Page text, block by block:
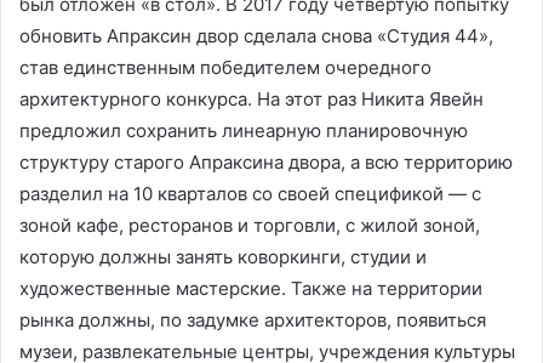
обновить Апраксин двор сделала снова «Студия 44»,
став единственным победителем очередного
архитектурного конкурса. На этот раз Никита Явейн
предложил сохранить линеарную планировочную
структуру старого Апраксина двора, а всю территорию
разделил на 10 кварталов со своей спецификой — с
зоной кафе, ресторанов и торговли, с жилой зоной,
которую должны занять коворкинги, студии и
художественные мастерские. Также на территории
рынка должны, по задумке архитекторов, появиться
музеи, развлекательные центры, учреждения культуры